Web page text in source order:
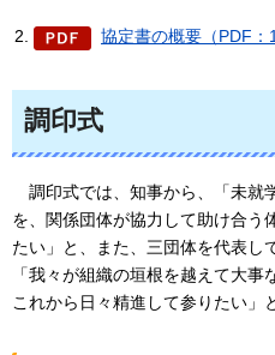
協定書の概要（PDF：
調印式
調印式では、知事から、「未就
を、関係団体が協力して助け合う
たい」と、また、三団体を代表し
「我々が組織の垣根を越えて大事
これから日々精進して参りたい」